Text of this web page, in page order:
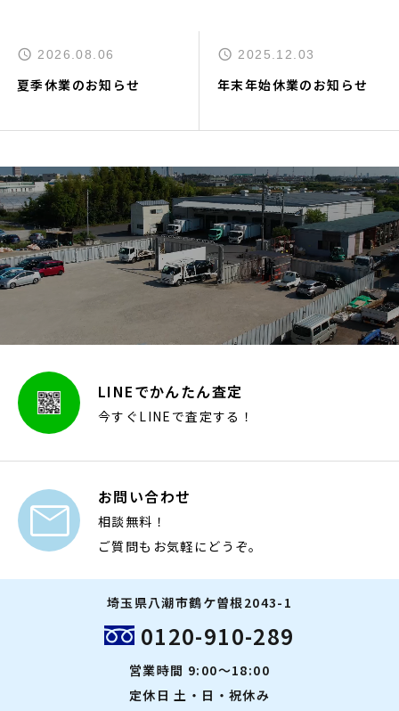
2026.08.06
夏季休業のお知らせ
2025.12.03
年末年始休業のお知らせ
LINEでかんたん査定
今すぐLINEで査定する！
 お問い合わせ
相談無料！
ご質問もお気軽にどうぞ。
埼玉県八潮市鶴ケ曽根2043-1
0120-910-289
営業時間 9:00～18:00
定休日 土・日・祝休み